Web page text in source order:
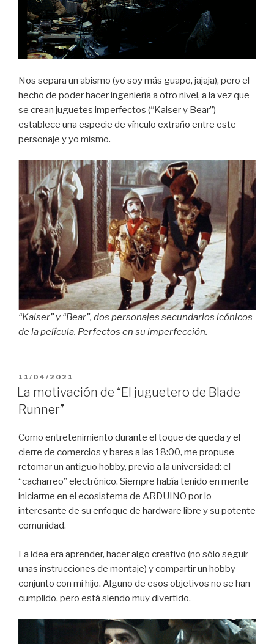
Nos separa un abismo (yo soy más guapo, jajaja), pero el
hecho de poder hacer ingeniería a otro nivel, a la vez que
se crean juguetes imperfectos (“Kaiser y Bear”)
establece una especie de vínculo extraño entre este
personaje y yo mismo.
“Kaiser” y “Bear”, dos personajes secundarios icónicos
de la película. Perfectos en su imperfección.
PUBLICADO
EL
11/04/2021
La motivación de “El juguetero de Blade
Runner”
Como entretenimiento durante el toque de queda y el
cierre de comercios y bares a las 18:00, me propuse
retomar un antiguo hobby, previo a la universidad: el
“cacharreo” electrónico. Siempre había tenido en mente
iniciarme en el ecosistema de ARDUINO por lo
interesante de su enfoque de hardware libre y su potente
comunidad.
La idea era aprender, hacer algo creativo (no sólo seguir
unas instrucciones de montaje) y compartir un hobby
conjunto con mi hijo. Alguno de esos objetivos no se han
cumplido, pero está siendo muy divertido.